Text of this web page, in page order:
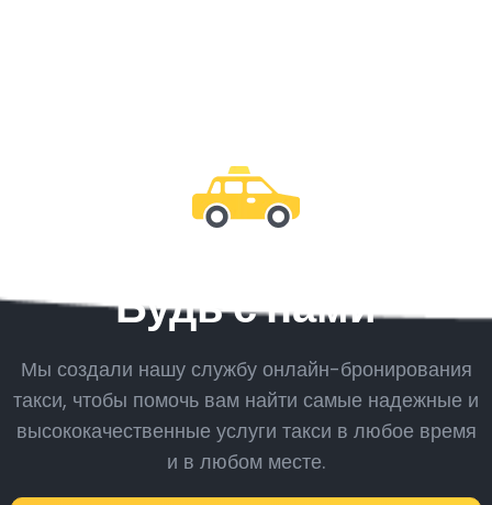
Будь с нами
Мы создали нашу службу онлайн-бронирования
такси, чтобы помочь вам найти самые надежные и
высококачественные услуги такси в любое время
и в любом месте.